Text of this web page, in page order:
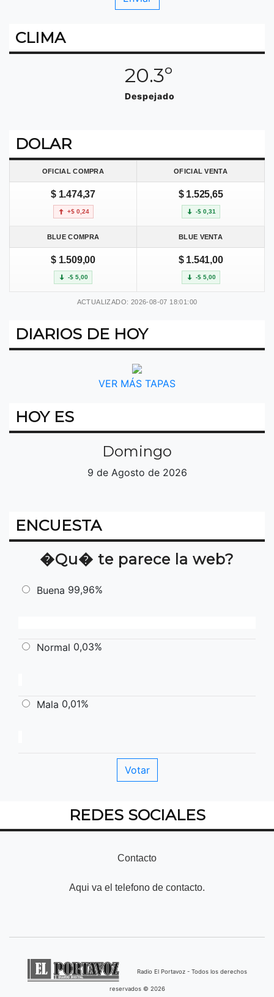
CLIMA
20.3º
Despejado
DOLAR
OFICIAL COMPRA OFICIAL VENTA
$ 1.474,37
+$ 0,24
$ 1.525,65
-$ 0,31
BLUE COMPRA BLUE VENTA
$ 1.509,00
-$ 5,00
$ 1.541,00
-$ 5,00
ACTUALIZADO: 2026-08-07 18:01:00
DIARIOS DE HOY
VER MÁS TAPAS
HOY ES
Domingo
9 de Agosto de 2026
ENCUESTA
�Qu� te parece la web?
Buena 99,96%
Normal 0,03%
Mala 0,01%
REDES SOCIALES
Contacto
Aqui va el telefono de contacto.
Radio El Portavoz - Todos los derechos
reservados © 2026